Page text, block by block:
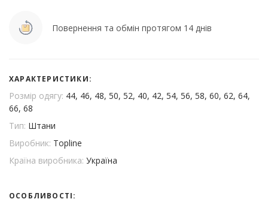
Повернення та обмін протягом 14 днів
ХАРАКТЕРИСТИКИ:
Розмір одягу: 44, 46, 48, 50, 52, 40, 42, 54, 56, 58, 60, 62, 64,
66, 68
Тип: Штани
Виробник: Topline
Країна виробника: Україна
ОСОБЛИВОСТІ: